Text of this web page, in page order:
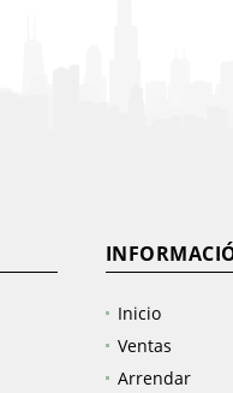
Inicio
Ventas
Arrendar